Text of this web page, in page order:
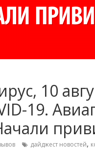
10
19.
дайджест новостей,